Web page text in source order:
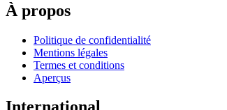
À propos
Politique de confidentialité
Mentions légales
Termes et conditions
Aperçus